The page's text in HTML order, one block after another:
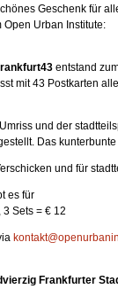
Geschenk für
Urban Institute:
entstand
mit 43 Postkarten
und der
Das
und für
es für
3 Sets = € 12
Frankfurter